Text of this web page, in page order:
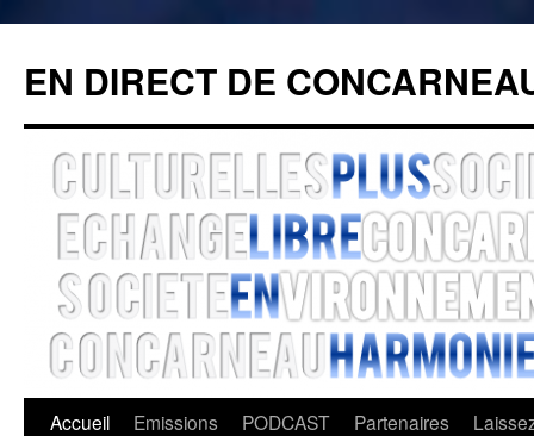
contenu
EN DIRECT DE
Accueil Emissions PODCAST Partenaires